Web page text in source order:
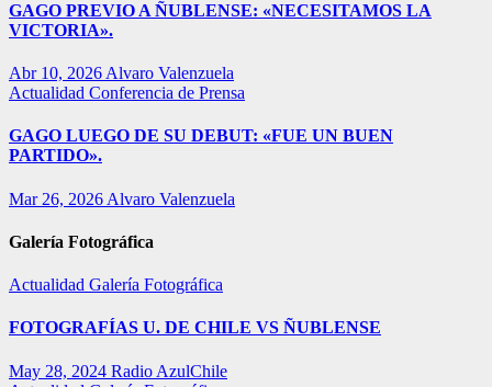
GAGO PREVIO A ÑUBLENSE: «NECESITAMOS LA
VICTORIA».
Abr 10, 2026 Alvaro Valenzuela
Actualidad Conferencia de Prensa
GAGO LUEGO DE SU DEBUT: «FUE UN BUEN
PARTIDO».
Mar 26, 2026 Alvaro Valenzuela
Galería Fotográfica
Actualidad Galería Fotográfica
FOTOGRAFÍAS U. DE CHILE VS ÑUBLENSE
May 28, 2024 Radio AzulChile